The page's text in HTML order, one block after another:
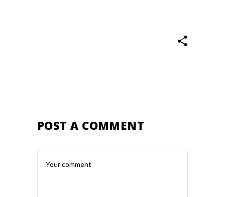
POST A COMMENT